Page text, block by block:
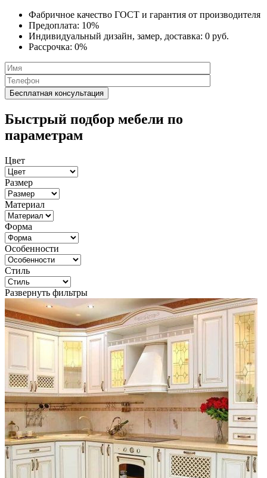
Фабричное качество ГОСТ и гарантия от производителя
Предоплата: 10%
Индивидуальный дизайн, замер, доставка: 0 руб.
Рассрочка: 0%
Быстрый подбор мебели по
параметрам
Цвет
Размер
Материал
Форма
Особенности
Стиль
Развернуть фильтры